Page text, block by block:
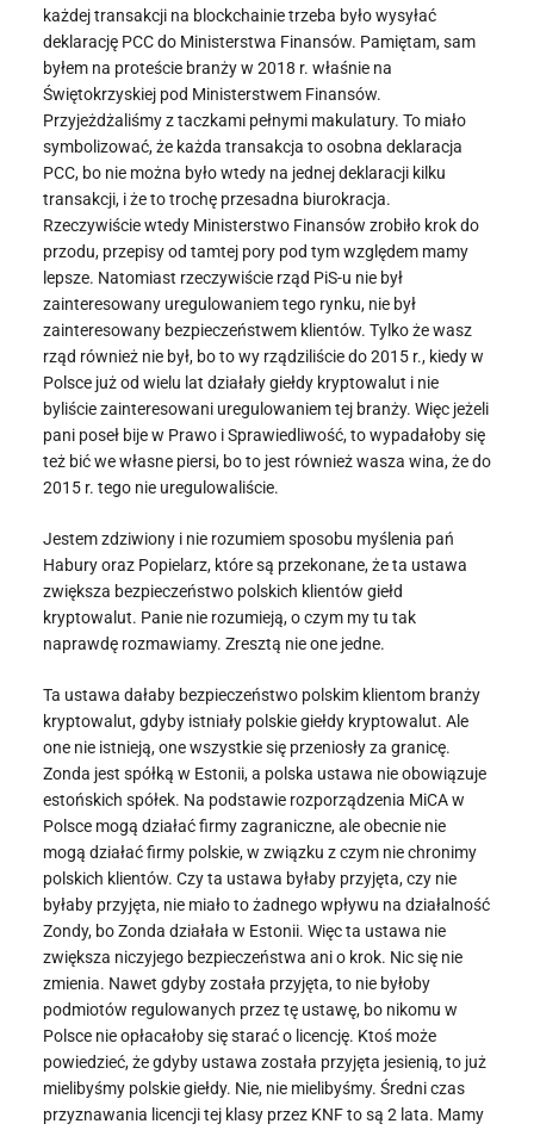
każdej transakcji na blockchainie trzeba było wysyłać
deklarację PCC do Ministerstwa Finansów. Pamiętam, sam
byłem na proteście branży w 2018 r. właśnie na
Świętokrzyskiej pod Ministerstwem Finansów.
Przyjeżdżaliśmy z taczkami pełnymi makulatury. To miało
symbolizować, że każda transakcja to osobna deklaracja
PCC, bo nie można było wtedy na jednej deklaracji kilku
transakcji, i że to trochę przesadna biurokracja.
Rzeczywiście wtedy Ministerstwo Finansów zrobiło krok do
przodu, przepisy od tamtej pory pod tym względem mamy
lepsze. Natomiast rzeczywiście rząd PiS-u nie był
zainteresowany uregulowaniem tego rynku, nie był
zainteresowany bezpieczeństwem klientów. Tylko że wasz
rząd również nie był, bo to wy rządziliście do 2015 r., kiedy w
Polsce już od wielu lat działały giełdy kryptowalut i nie
byliście zainteresowani uregulowaniem tej branży. Więc jeżeli
pani poseł bije w Prawo i Sprawiedliwość, to wypadałoby się
też bić we własne piersi, bo to jest również wasza wina, że do
2015 r. tego nie uregulowaliście.
Jestem zdziwiony i nie rozumiem sposobu myślenia pań
Habury oraz Popielarz, które są przekonane, że ta ustawa
zwiększa bezpieczeństwo polskich klientów giełd
kryptowalut. Panie nie rozumieją, o czym my tu tak
naprawdę rozmawiamy. Zresztą nie one jedne.
Ta ustawa dałaby bezpieczeństwo polskim klientom branży
kryptowalut, gdyby istniały polskie giełdy kryptowalut. Ale
one nie istnieją, one wszystkie się przeniosły za granicę.
Zonda jest spółką w Estonii, a polska ustawa nie obowiązuje
estońskich spółek. Na podstawie rozporządzenia MiCA w
Polsce mogą działać firmy zagraniczne, ale obecnie nie
mogą działać firmy polskie, w związku z czym nie chronimy
polskich klientów. Czy ta ustawa byłaby przyjęta, czy nie
byłaby przyjęta, nie miało to żadnego wpływu na działalność
Zondy, bo Zonda działała w Estonii. Więc ta ustawa nie
zwiększa niczyjego bezpieczeństwa ani o krok. Nic się nie
zmienia. Nawet gdyby została przyjęta, to nie byłoby
podmiotów regulowanych przez tę ustawę, bo nikomu w
Polsce nie opłacałoby się starać o licencję. Ktoś może
powiedzieć, że gdyby ustawa została przyjęta jesienią, to już
mielibyśmy polskie giełdy. Nie, nie mielibyśmy. Średni czas
przyznawania licencji tej klasy przez KNF to są 2 lata. Mamy